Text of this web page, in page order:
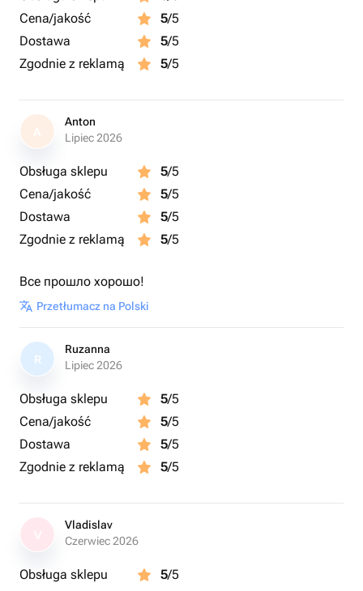
Cena/jakość
5/5
Dostawa
5/5
Zgodnie z reklamą
5/5
A
Anton
Lipiec 2026
Obsługa sklepu 5/5
Cena/jakość
5/5
Dostawa
5/5
Zgodnie z reklamą
5/5
Все прошло хорошо!
Przetłumacz na Polski
R
Ruzanna
Lipiec 2026
Obsługa sklepu 5/5
Cena/jakość
5/5
Dostawa
5/5
Zgodnie z reklamą
5/5
Vladislav
Czerwiec 2026
Obsługa sklepu 5/5